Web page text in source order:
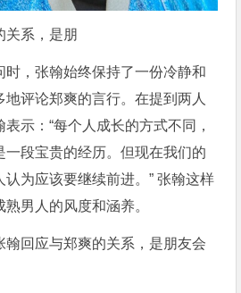
关系，是朋
时，张翰始终保持了一份冷静和
评论郑爽的言行。在提到两人
示：“每个人成长的方式不同，
一段宝贵的经历。但现在我们的
为应该要继续前进。” 张翰这样
男人的风度和涵养。